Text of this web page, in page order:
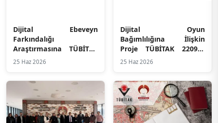
Dijital Ebeveyn
Farkındalığı
Araştırmasına TÜBİTAK
2209-A Desteği
25 Haz 2026
Dijital Oyun
Bağımlılığına İlişkin
Proje TÜBİTAK 2209-A
Kapsamında Desteklendi
25 Haz 2026